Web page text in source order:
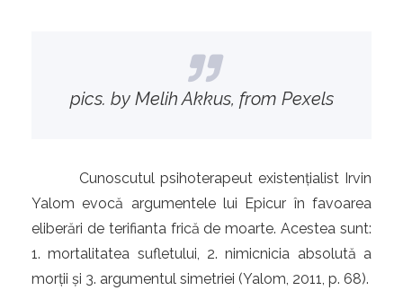
pics. by Melih Akkus, from Pexels
Cunoscutul psihoterapeut existențialist Irvin
Yalom evocă argumentele lui Epicur în favoarea
eliberări de terifianta frică de moarte. Acestea sunt:
1. mortalitatea sufletului, 2. nimicnicia absolută a
morții și 3. argumentul simetriei (Yalom, 2011, p. 68).